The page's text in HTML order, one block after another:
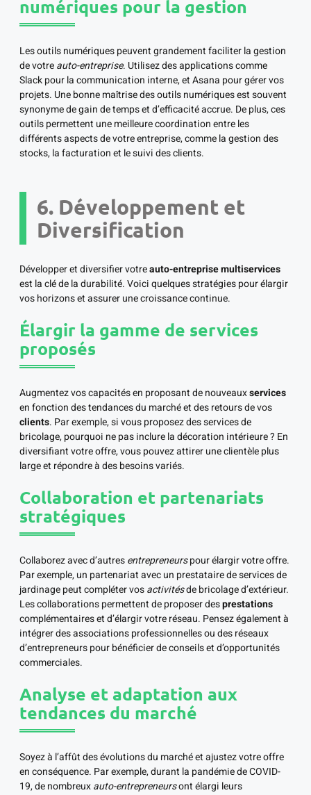
numériques pour la gestion
Les outils numériques peuvent grandement faciliter la gestion
de votreauto-entreprise. Utilisez des applications comme
Slack pour la communication interne, et Asana pour gérer vos
projets. Une bonne maîtrise des outils numériques est souvent
synonyme de gain de temps et d’efficacité accrue. De plus, ces
outils permettent une meilleure coordination entre les
différents aspects de votre entreprise, comme la gestion des
stocks, la facturation et le suivi des clients.
6. Développement et
Diversification
Développer et diversifier votreauto-entreprise multiservices
est la clé de la durabilité. Voici quelques stratégies pour élargir
vos horizons et assurer une croissance continue.
Élargir la gamme de services
proposés
Augmentez vos capacités en proposant de nouveauxservices
en fonction des tendances du marché et des retours de vos
clients. Par exemple, si vous proposez des services de
bricolage, pourquoi ne pas inclure la décoration intérieure ? En
diversifiant votre offre, vous pouvez attirer une clientèle plus
large et répondre à des besoins variés.
Collaboration et partenariats
stratégiques
Collaborez avec d’autresentrepreneurspour élargir votre offre.
Par exemple, un partenariat avec un prestataire de services de
jardinage peut compléter vosactivitésde bricolage d’extérieur.
Les collaborations permettent de proposer desprestations
complémentaires et d’élargir votre réseau. Pensez également à
intégrer des associations professionnelles ou des réseaux
d’entrepreneurs pour bénéficier de conseils et d’opportunités
commerciales.
Analyse et adaptation aux
tendances du marché
Soyez à l’affût des évolutions du marché et ajustez votre offre
en conséquence. Par exemple, durant la pandémie de COVID-
19, de nombreuxauto-entrepreneursont élargi leurs